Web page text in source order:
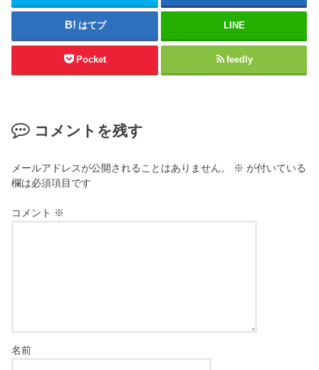
はてブ LINE
Pocket feedly
コメントを残す
メールアドレスが公開されることはありません。 ※ が付いている
欄は必須項目です
コメント ※
名前